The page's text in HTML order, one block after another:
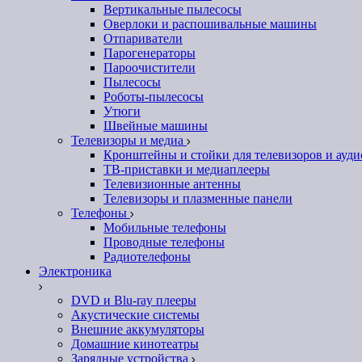
Вертикальные пылесосы
Оверлоки и распошивальные машины
Отпариватели
Парогенераторы
Пароочистители
Пылесосы
Роботы-пылесосы
Утюги
Швейные машины
Телевизоры и медиа
Кронштейны и стойки для телевизоров и
ТВ-приставки и медиаплееры
Телевизионные антенны
Телевизоры и плазменные панели
Телефоны
Мобильные телефоны
Проводные телефоны
Радиотелефоны
Электроника
DVD и Blu-ray плееры
Акустические системы
Внешние аккумуляторы
Домашние кинотеатры
Зарядные устройства